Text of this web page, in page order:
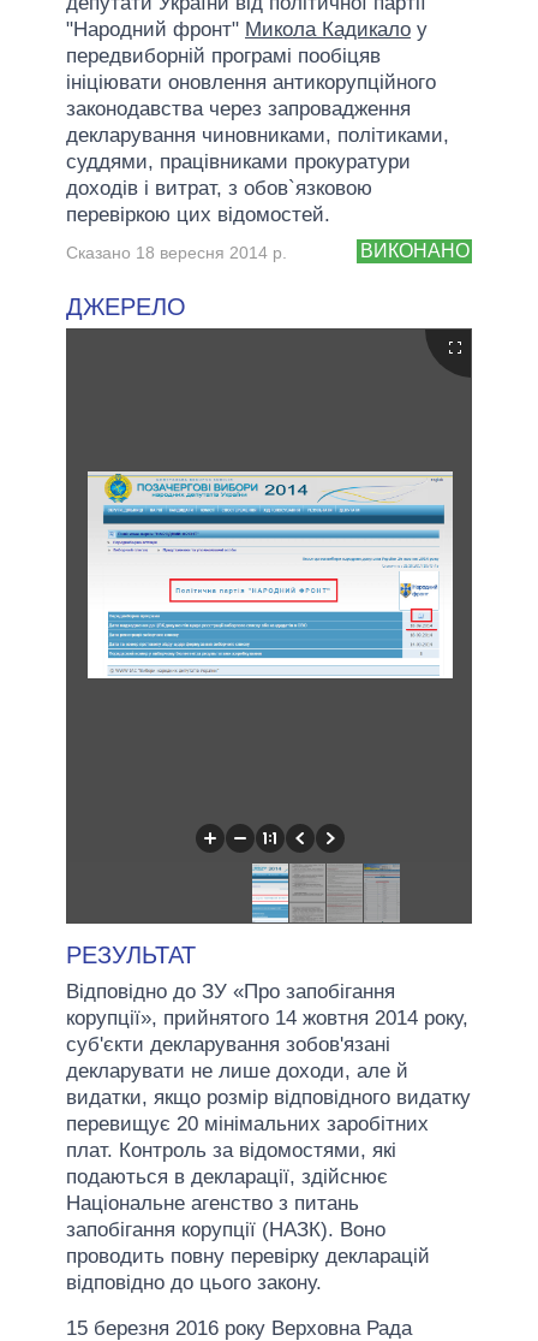
"Народний фронт" Микола Кадикало у
передвиборній програмі пообіцяв
ініціювати оновлення антикорупційного
законодавства через запровадження
декларування чиновниками, політиками,
суддями, працівниками прокуратури
доходів і витрат, з обов`язковою
перевіркою цих відомостей.
ВИКОНАНО
Сказано 18 вересня 2014 р.
ДЖЕРЕЛО
РЕЗУЛЬТАТ
Відповідно до ЗУ «Про запобігання
корупції», прийнятого 14 жовтня 2014 року,
суб'єкти декларування зобов'язані
декларувати не лише доходи, але й
видатки, якщо розмір відповідного видатку
перевищує 20 мінімальних заробітних
плат. Контроль за відомостями, які
подаються в декларації, здійснює
Національне агенство з питань
запобігання корупції (НАЗК). Воно
проводить повну перевірку декларацій
відповідно до цього закону.
15 березня 2016 року Верховна Рада